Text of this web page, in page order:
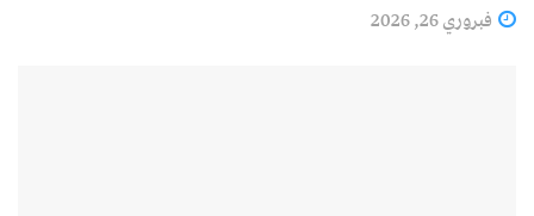
فبروري 26, 2026